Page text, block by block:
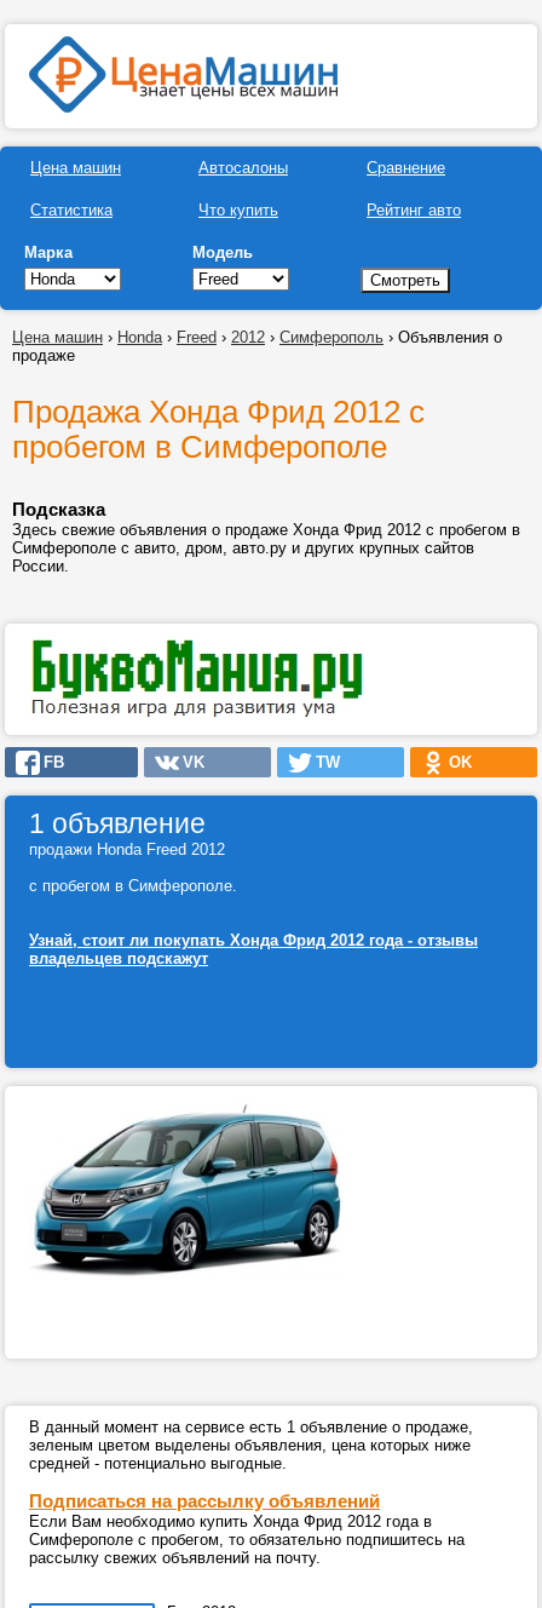
Цена машин
Статистика
Автосалоны
Что купить
Сравнение
Рейтинг авто
Марка Модель
Цена машин › Honda› Freed › 2012 › Симферополь › Объявления о
продаже
Продажа Хонда Фрид 2012 с
пробегом в Симферополе
Подсказка
Здесь свежие объявления о продаже Хонда Фрид 2012 с пробегом в
Симферополе с авито, дром, авто.ру и других крупных сайтов
России.
FB VK TW OK
1 объявление
продажи Honda Freed 2012
с пробегом в Симферополе.
Узнай, стоит ли покупать Хонда Фрид 2012 года - отзывы
владельцев подскажут
В данный момент на сервисе есть 1 объявление о продаже,
зеленым цветом выделены объявления, цена которых ниже
средней - потенциально выгодные.
Подписаться на рассылку объявлений
Если Вам необходимо купить Хонда Фрид 2012 года в
Симферополе с пробегом, то обязательно подпишитесь на
рассылку свежих объявлений на почту.